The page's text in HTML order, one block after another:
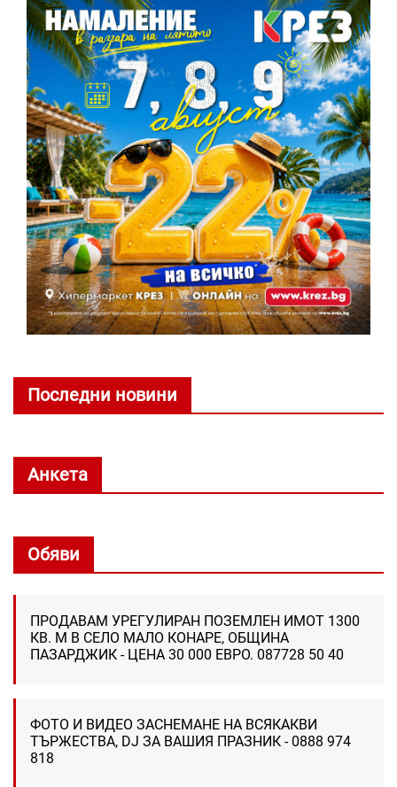
Последни новини
Анкета
Обяви
ПРОДАВАМ УРЕГУЛИРАН ПОЗЕМЛЕН ИМОТ 1300
КВ. М В СЕЛО МАЛО КОНАРЕ, ОБЩИНА
ПАЗАРДЖИК - ЦЕНА 30 000 ЕВРО. 087728 50 40
ФОТО И ВИДЕО ЗАСНЕМАНЕ НА ВСЯКАКВИ
ТЪРЖЕСТВА, DJ ЗА ВАШИЯ ПРАЗНИК - 0888 974
818